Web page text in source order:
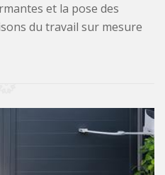
et la pose des
du travail sur mesure